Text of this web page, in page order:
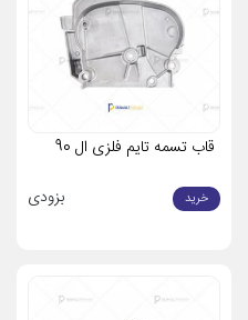
قاب تسمه تایم فلزی ال 90
خرید بزودی